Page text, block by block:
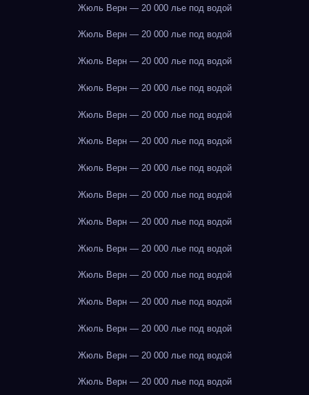
Жюль Верн — 20 000 лье под водой
Жюль Верн — 20 000 лье под водой
Жюль Верн — 20 000 лье под водой
Жюль Верн — 20 000 лье под водой
Жюль Верн — 20 000 лье под водой
Жюль Верн — 20 000 лье под водой
Жюль Верн — 20 000 лье под водой
Жюль Верн — 20 000 лье под водой
Жюль Верн — 20 000 лье под водой
Жюль Верн — 20 000 лье под водой
Жюль Верн — 20 000 лье под водой
Жюль Верн — 20 000 лье под водой
Жюль Верн — 20 000 лье под водой
Жюль Верн — 20 000 лье под водой
Жюль Верн — 20 000 лье под водой